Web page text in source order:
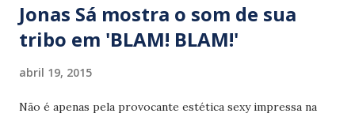
Jonas Sá mostra o som de sua
tribo em 'BLAM! BLAM!'
abril 19, 2015
Não é apenas pela provocante estética sexy impressa na